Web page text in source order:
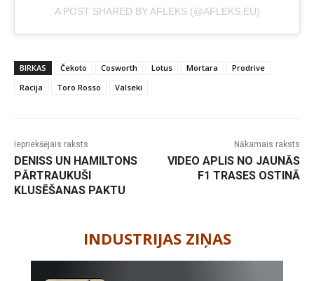
A POST SHARED BY AFLEKS (@AFLEKS.EU)
BIRKAS Čekoto Cosworth Lotus Mortara
Prodrive
Racija
Toro Rosso Valseki
Iepriekšējais raksts
DENISS UN HAMILTONS
PĀRTRAUKUŠI
KLUSĒŠANAS PAKTU
Nākamais raksts
VIDEO APLIS NO JAUNĀS
F1 TRASES OSTINĀ
INDUSTRIJAS ZIŅAS